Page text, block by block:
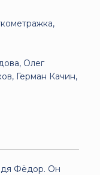
Олег
Герман Качин,
Фёдор. Он